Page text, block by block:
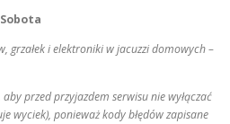
grzałek i elektroniki w jacuzzi domowych –
przed przyjazdem serwisu nie wyłączać
wyciek), ponieważ kody błędów zapisane